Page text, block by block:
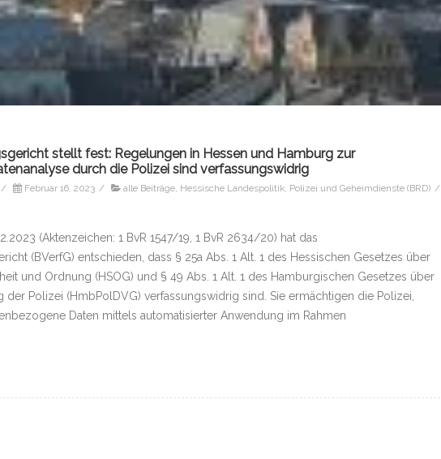
stellt fest: Regelungen in Hessen und Hamburg zur
durch die Polizei sind verfassungswidrig
/ Februar 16, 2023 / alle Beiträge Hessische Landespolitik Polizei und Geheimdienste (BRD) /
(Aktenzeichen: 1 BvR 1547/19, 1 BvR 2634/20) hat das
(BVerfG) entschieden, dass § 25a Abs. 1 Alt. 1 des Hessischen Gesetzes über
und Ordnung (HSOG) und § 49 Abs. 1 Alt. 1 des Hamburgischen Gesetzes über
der Polizei (HmbPolDVG) verfassungswidrig sind. Sie ermächtigen die Polizei,
Daten mittels automatisierter Anwendung im Rahmen